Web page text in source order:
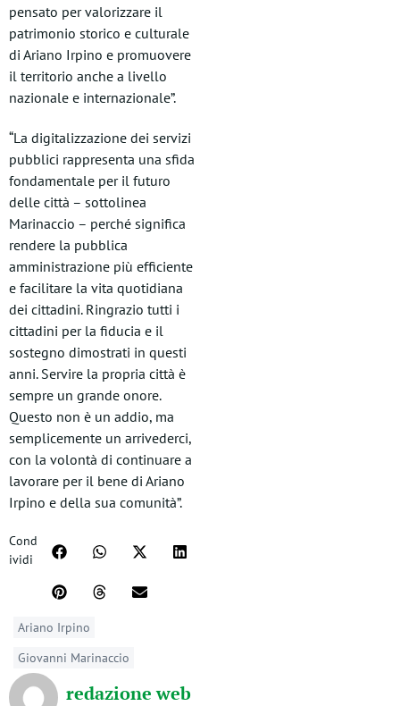
pensato per valorizzare il
patrimonio storico e culturale
di Ariano Irpino e promuovere
il territorio anche a livello
nazionale e internazionale”.
“La digitalizzazione dei servizi
pubblici rappresenta una sfida
fondamentale per il futuro
delle città – sottolinea
Marinaccio – perché significa
rendere la pubblica
amministrazione più efficiente
e facilitare la vita quotidiana
dei cittadini. Ringrazio tutti i
cittadini per la fiducia e il
sostegno dimostrati in questi
anni. Servire la propria città è
sempre un grande onore.
Questo non è un addio, ma
semplicemente un arrivederci,
con la volontà di continuare a
lavorare per il bene di Ariano
Irpino e della sua comunità”.
Cond
ividi
Ariano Irpino
Giovanni Marinaccio
redazione web